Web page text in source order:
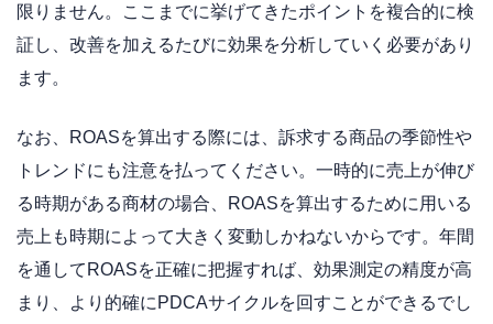
限りません。ここまでに挙げてきたポイントを複合的に検
証し、改善を加えるたびに効果を分析していく必要があり
ます。
なお、ROASを算出する際には、訴求する商品の季節性や
トレンドにも注意を払ってください。一時的に売上が伸び
る時期がある商材の場合、ROASを算出するために用いる
売上も時期によって大きく変動しかねないからです。年間
を通してROASを正確に把握すれば、効果測定の精度が高
まり、より的確にPDCAサイクルを回すことができるでし